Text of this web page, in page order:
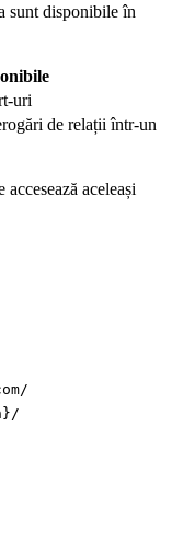
sunt disponibile în
uri
de relații într-un
aceleași